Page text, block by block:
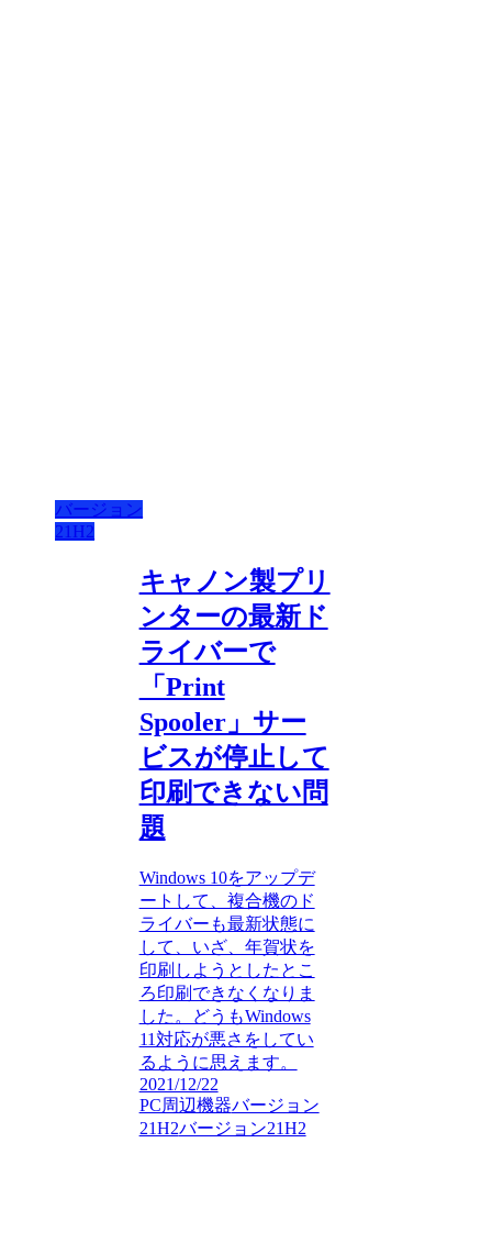
バージョン
21H2
キャノン製プリ
ンターの最新ド
ライバーで
「Print
Spooler」サー
ビスが停止して
印刷できない問
題
Windows 10をアップデ
ートして、複合機のド
ライバーも最新状態に
して、いざ、年賀状を
印刷しようとしたとこ
ろ印刷できなくなりま
した。どうもWindows
11対応が悪さをしてい
るように思えます。
2021/12/22
PC周辺機器バージョン
21H2バージョン21H2